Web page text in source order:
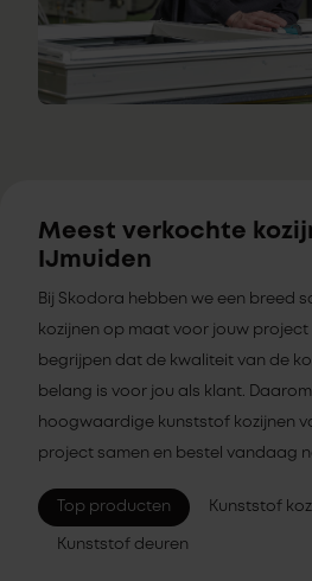
Meest verkochte
IJmuiden
Bij Skodora hebben we een breed
kozijnen op maat voor jouw project
begrijpen dat de kwaliteit van de
belang is voor jou als klant.
hoogwaardige kunststof kozijnen
project samen en bestel vandaag
Top producten Kunststof
Kunststof deuren